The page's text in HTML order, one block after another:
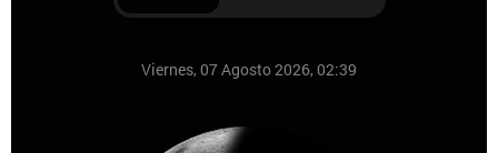
Viernes, 07 Agosto 2026, 02:39